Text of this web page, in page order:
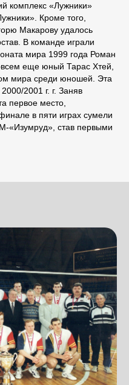
комплекс «Лужники»
Кроме того,
Макарову удалось
В команде играли
мира 1999 года Роман
еще юный Тарас Хтей,
мира среди юношей. Эта
2001 г. г. Заняв
первое место,
в пяти играх сумели
«Изумруд», став первыми